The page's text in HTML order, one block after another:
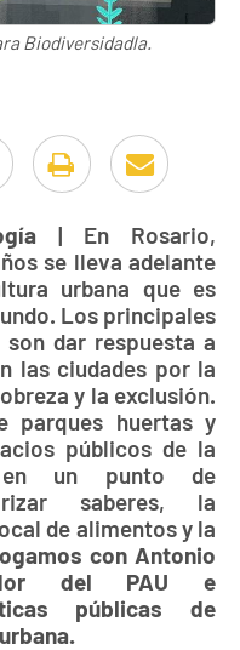
Biodiversidadla.
| En Rosario,
se lleva adelante
urbana que es
Los principales
dar respuesta a
las ciudades por la
y la exclusión.
parques huertas y
públicos de la
en un punto de
saberes, la
de alimentos y la
con Antonio
del PAU e
públicas de